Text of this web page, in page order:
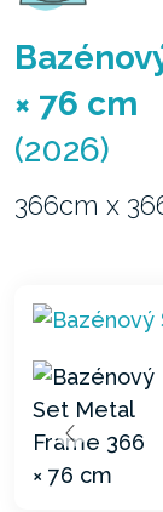
× 76 cm
(2026)
366cm x